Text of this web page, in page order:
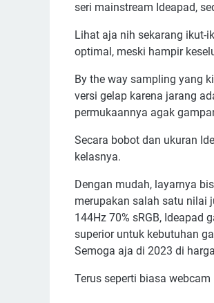
seri mainstream Ideapad,
Lihat aja nih sekarang ikut-
optimal, meski hampir
By the way sampling yang
versi gelap karena jarang
permukaannya agak
Secara bobot dan ukuran
kelasnya.
Dengan mudah, layarnya
merupakan salah satu nilai
144Hz 70% sRGB, Ideapad
superior untuk kebutuhan
Semoga aja di 2023 di
Terus seperti biasa